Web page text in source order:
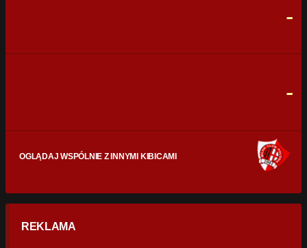
-
-
OGLĄDAJ WSPÓLNIE Z INNYMI KIBICAMI
REKLAMA